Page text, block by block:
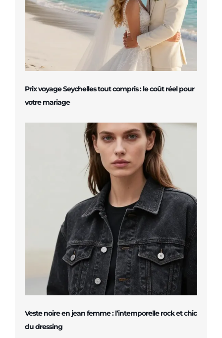
Prix voyage Seychelles tout compris : le coût réel pour
votre mariage
Veste noire en jean femme : l’intemporelle rock et chic
du dressing